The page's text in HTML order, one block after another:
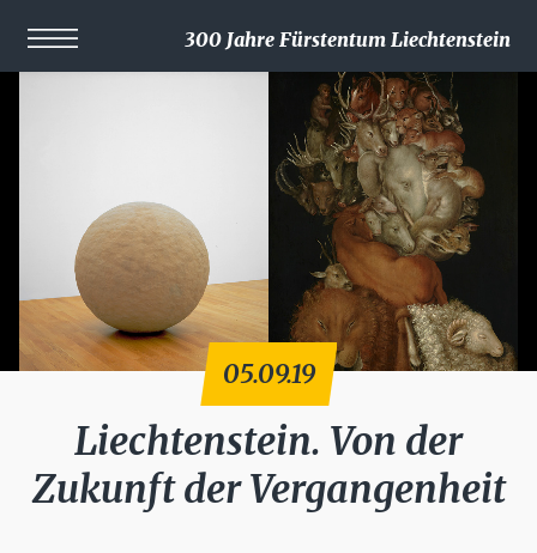
300 Jahre Fürstentum Liechtenstein
05.09.19
Liechtenstein. Von der
Zukunft der Vergangenheit